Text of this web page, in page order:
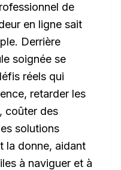
de
en ligne sait
Derrière
soignée se
réels qui
retarder les
coûter des
solutions
la donne, aidant
à naviguer et à